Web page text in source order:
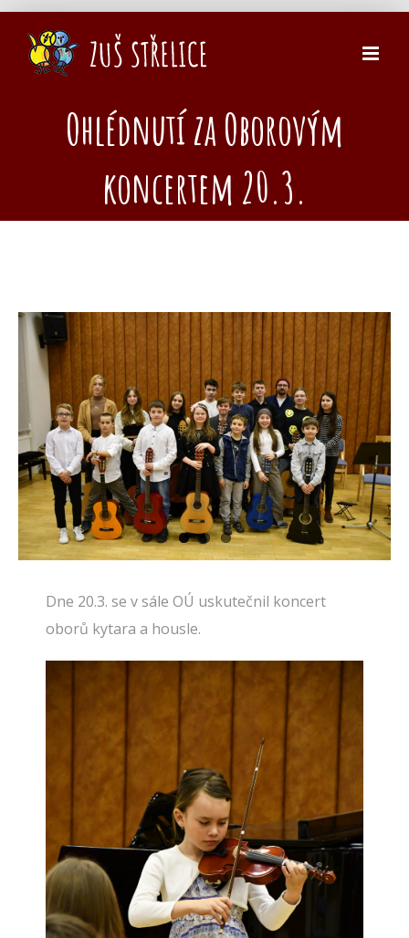
Přeskočit
obsah
Ohlédnutí za Oborovým
koncertem 20.3.
Dne 20.3. se v sále OÚ uskutečnil koncert
oborů kytara a housle.